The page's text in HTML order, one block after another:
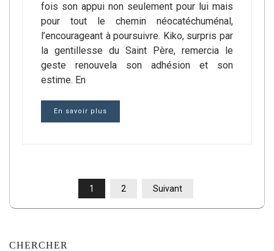
fois son appui non seulement pour lui mais
pour tout le chemin néocatéchuménal,
l’encourageant à poursuivre. Kiko, surpris par
la gentillesse du Saint Père, remercia le
geste renouvela son adhésion et son
estime. En
En savoir plus
PAGINATION
DES
1 2 Suivant
CHERCHER